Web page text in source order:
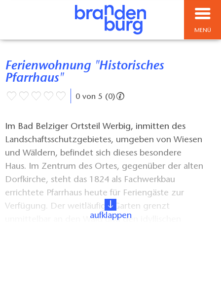
MENÜ
Ferienwohnung "Historisches
Pfarrhaus"
0 von 5 (0)
Im Bad Belziger Ortsteil Werbig, inmitten des
Landschaftsschutzgebietes, umgeben von Wiesen
und Wäldern, befindet sich dieses besondere
Haus. Im Zentrum des Ortes, gegenüber der alten
Dorfkirche, steht das 1824 als Fachwerkbau
errichtete Pfarrhaus heute für Feriengäste zur
Verfügung. Der weitläufige Garten grenzt
unmittelbar an den Wald und den idyllischen
aufklappen